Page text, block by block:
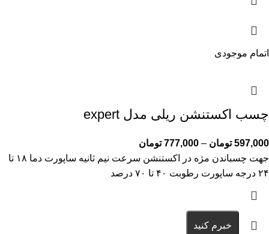
اتمام موجودی
چسب اکستنشن ریلی مدل expert
597,000 تومان –
777,000 تومان
جهت چسباندن مژه در اکستنشن سرعت نیم ثانیه ساپورت دما ۱۸ تا
۲۴ درجه ساپورت رطوبت ۴۰ تا ۷۰ درصد
خبرم کنید